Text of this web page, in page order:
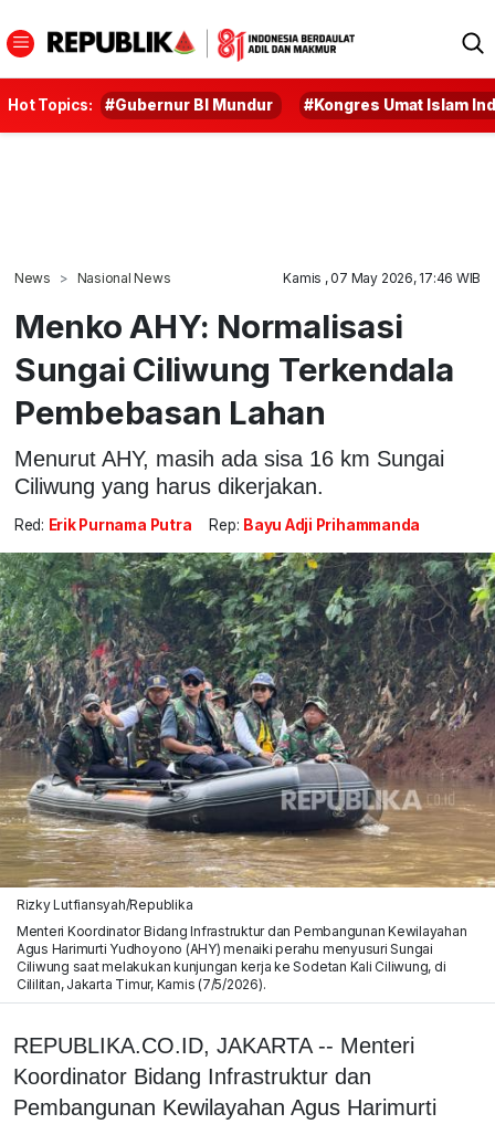
Hot Topics: #Gubernur BI Mundur #Kongres Umat Islam
News Nasional News Kamis , 07 May 2026, 17:46 WIB
Menko AHY: Normalisasi
Sungai Ciliwung Terkendala
Pembebasan Lahan
Menurut AHY, masih ada sisa 16 km Sungai
Ciliwung yang harus dikerjakan.
Red: Erik Purnama Putra Rep: Bayu Adji Prihammanda
Rizky Lutfiansyah/Republika
Menteri Koordinator Bidang Infrastruktur dan Pembangunan Kewilayahan
Agus Harimurti Yudhoyono (AHY) menaiki perahu menyusuri Sungai
Ciliwung saat melakukan kunjungan kerja ke Sodetan Kali Ciliwung, di
Cililitan, Jakarta Timur, Kamis (7/5/2026).
REPUBLIKA.CO.ID, JAKARTA -- Menteri
Koordinator Bidang Infrastruktur dan
Pembangunan Kewilayahan Agus Harimurti